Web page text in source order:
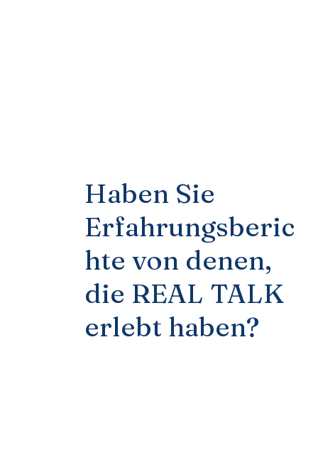
Haben Sie
Erfahrungsberic
hte von denen,
die REAL TALK
erlebt haben?